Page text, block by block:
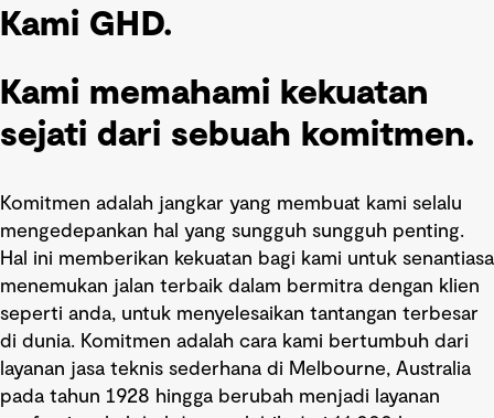
Kami GHD.
Kami memahami kekuatan
sejati dari sebuah komitmen.
Komitmen adalah jangkar yang membuat kami selalu
mengedepankan hal yang sungguh sungguh penting.
Hal ini memberikan kekuatan bagi kami untuk senantiasa
menemukan jalan terbaik dalam bermitra dengan klien
seperti anda, untuk menyelesaikan tantangan terbesar
di dunia. Komitmen adalah cara kami bertumbuh dari
layanan jasa teknis sederhana di Melbourne, Australia
pada tahun 1928 hingga berubah menjadi layanan